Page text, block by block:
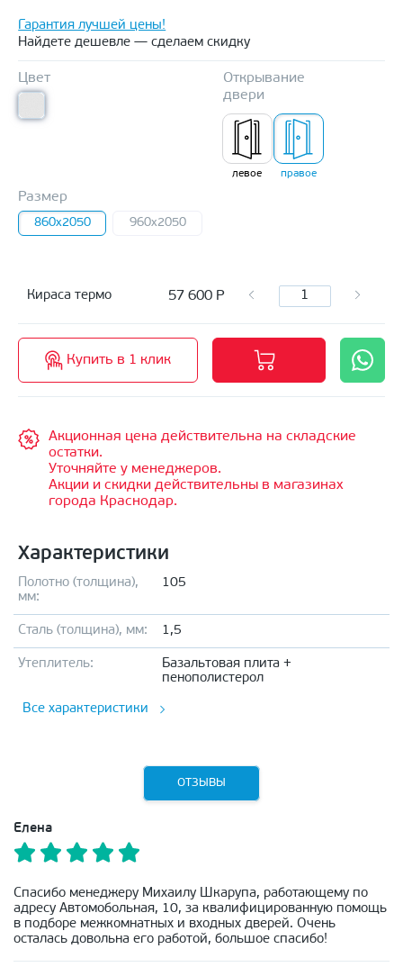
Гарантия лучшей цены!
Найдете дешевле — сделаем скидку
Цвет
Открывание
двери
левое правое
Размер
860x2050 960x2050
Кираса термо 57 600 Р
Купить в 1 клик
Акционная цена действительна на складские
остатки.
Уточняйте у менеджеров.
Акции и скидки действительны в магазинах
города Краснодар.
Характеристики
Полотно (толщина),
мм:
105
Сталь (толщина), мм: 1,5
Утеплитель:
Базальтовая плита +
пенополистерол
Все характеристики
ОТЗЫВЫ
Елена
Спасибо менеджеру Михаилу Шкарупа, работающему по
адресу Автомобольная, 10, за квалифицированную помощь
в подборе межкомнатных и входных дверей. Очень
осталась довольна его работой, большое спасибо!